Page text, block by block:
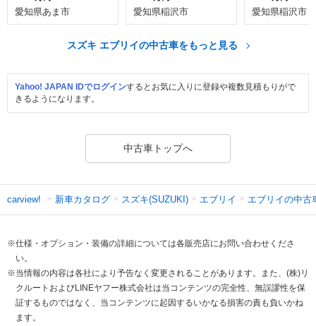
愛知県あま市 愛知県稲沢市 愛知県稲沢市
スズキ エブリイの中古車をもっと見る
Yahoo! JAPAN IDでログインするとお気に入りに登録や複数見積もりがで
きるようになります。
中古車トップへ
carview! 新車カタログ スズキ(SUZUKI) エブリイ エブリイの中古
※仕様・オプション・装備の詳細については各販売店にお問い合わせくださ
い。
※当情報の内容は各社により予告なく変更されることがあります。また、(株)リ
クルートおよびLINEヤフー株式会社は当コンテンツの完全性、無誤謬性を保
証するものではなく、当コンテンツに起因するいかなる損害の責も負いかね
ます。